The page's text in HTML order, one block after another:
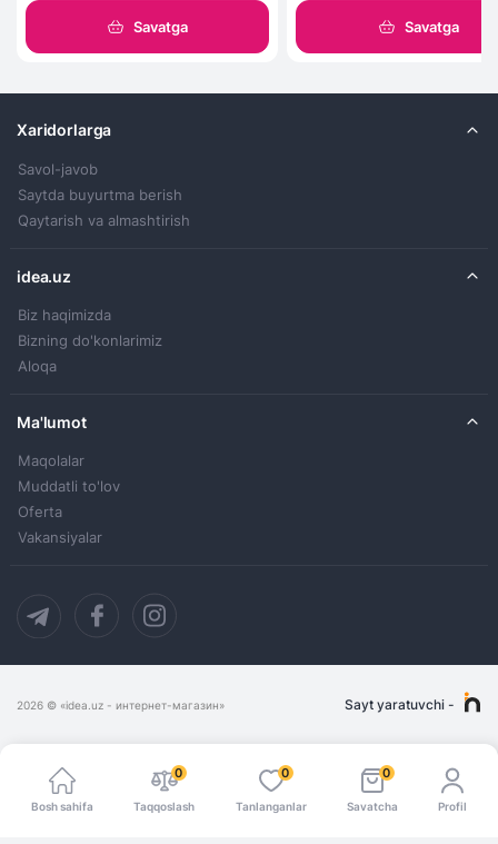
Savatga Savatga
Xaridorlarga
Savol-javob
Saytda buyurtma berish
Qaytarish va almashtirish
idea.uz
Biz haqimizda
Bizning do'konlarimiz
Aloqa
Ma'lumot
Maqolalar
Muddatli to'lov
Oferta
Vakansiyalar
2026 © «idea.uz - интернет-магазин» Sayt yaratuvchi-
Bosh sahifa
0
Taqqoslash
0
Tanlanganlar
0
Savatcha Profil